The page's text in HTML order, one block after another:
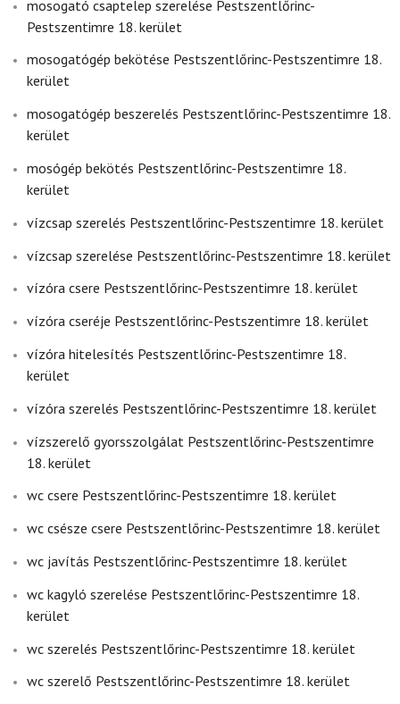
mosogató csaptelep szerelése Pestszentlőrinc-
Pestszentimre 18. kerület
mosogatógép bekötése Pestszentlőrinc-Pestszentimre 18.
kerület
mosogatógép beszerelés Pestszentlőrinc-Pestszentimre 18.
kerület
mosógép bekötés Pestszentlőrinc-Pestszentimre 18.
kerület
vízcsap szerelés Pestszentlőrinc-Pestszentimre 18. kerület
vízcsap szerelése Pestszentlőrinc-Pestszentimre 18. kerület
vízóra csere Pestszentlőrinc-Pestszentimre 18. kerület
vízóra cseréje Pestszentlőrinc-Pestszentimre 18. kerület
vízóra hitelesítés Pestszentlőrinc-Pestszentimre 18.
kerület
vízóra szerelés Pestszentlőrinc-Pestszentimre 18. kerület
vízszerelő gyorsszolgálat Pestszentlőrinc-Pestszentimre
18. kerület
wc csere Pestszentlőrinc-Pestszentimre 18. kerület
wc csésze csere Pestszentlőrinc-Pestszentimre 18. kerület
wc javítás Pestszentlőrinc-Pestszentimre 18. kerület
wc kagyló szerelése Pestszentlőrinc-Pestszentimre 18.
kerület
wc szerelés Pestszentlőrinc-Pestszentimre 18. kerület
wc szerelő Pestszentlőrinc-Pestszentimre 18. kerület